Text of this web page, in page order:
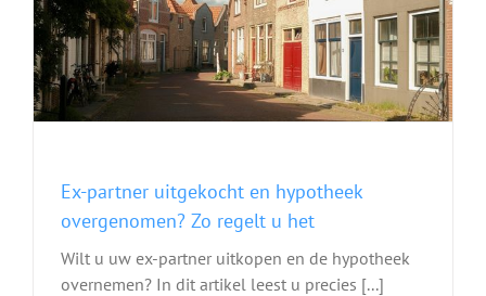
Ex-partner uitgekocht en hypotheek
overgenomen? Zo regelt u het
Wilt u uw ex-partner uitkopen en de hypotheek
overnemen? In dit artikel leest u precies [...]